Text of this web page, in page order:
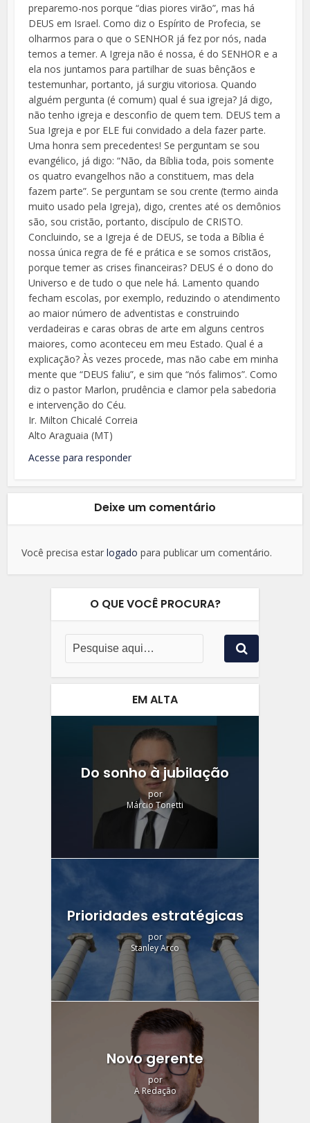
preparemo-nos porque “dias piores virão”, mas há
DEUS em Israel. Como diz o Espírito de Profecia, se
olharmos para o que o SENHOR já fez por nós, nada
temos a temer. A Igreja não é nossa, é do SENHOR e a
ela nos juntamos para partilhar de suas bênçãos e
testemunhar, portanto, já surgiu vitoriosa. Quando
alguém pergunta (é comum) qual é sua igreja? Já digo,
não tenho igreja e desconfio de quem tem. DEUS tem a
Sua Igreja e por ELE fui convidado a dela fazer parte.
Uma honra sem precedentes! Se perguntam se sou
evangélico, já digo: “Não, da Bíblia toda, pois somente
os quatro evangelhos não a constituem, mas dela
fazem parte”. Se perguntam se sou crente (termo ainda
muito usado pela Igreja), digo, crentes até os demônios
são, sou cristão, portanto, discípulo de CRISTO.
Concluindo, se a Igreja é de DEUS, se toda a Bíblia é
nossa única regra de fé e prática e se somos cristãos,
porque temer as crises financeiras? DEUS é o dono do
Universo e de tudo o que nele há. Lamento quando
fecham escolas, por exemplo, reduzindo o atendimento
ao maior número de adventistas e construindo
verdadeiras e caras obras de arte em alguns centros
maiores, como aconteceu em meu Estado. Qual é a
explicação? Às vezes procede, mas não cabe em minha
mente que “DEUS faliu”, e sim que “nós falimos”. Como
diz o pastor Marlon, prudência e clamor pela sabedoria
e intervenção do Céu.
Ir. Milton Chicalé Correia
Alto Araguaia (MT)
Acesse para responder
Deixe um comentário
Você precisa estarlogado para publicar um comentário.
O QUE VOCÊ PROCURA?
EM ALTA
Do sonho à jubilação
por
Márcio Tonetti
Prioridades estratégicas
por
Stanley Arco
Novo gerente
por
A Redação